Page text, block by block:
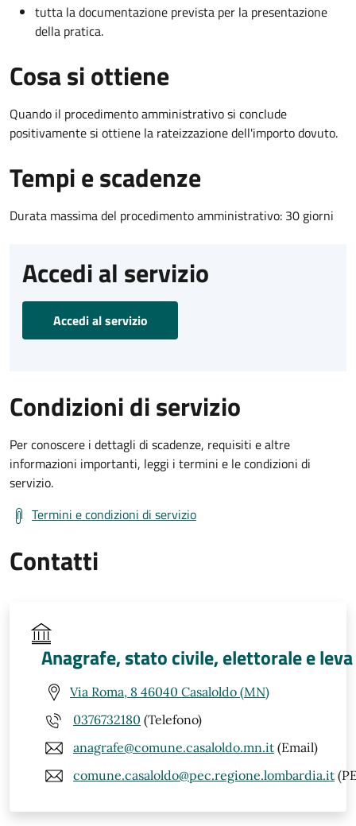
tutta la documentazione prevista per la presentazione
della pratica.
Cosa si ottiene
Quando il procedimento amministrativo si conclude
positivamente si ottiene la rateizzazione dell'importo dovuto.
Tempi e scadenze
Durata massima del procedimento amministrativo: 30 giorni
Accedi al servizio
Accedi al servizio
Condizioni di servizio
Per conoscere i dettagli di scadenze, requisiti e altre
informazioni importanti, leggi i termini e le condizioni di
servizio.
Termini e condizioni di servizio
Contatti
Anagrafe, stato civile, elettorale e leva
Via Roma, 8 46040 Casaloldo (MN)
0376732180 (Telefono)
anagrafe@comune.casaloldo.mn.it (Email)
comune.casaloldo@pec.regione.lombardia.it